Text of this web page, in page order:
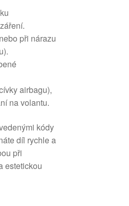
při nárazu
airbagu),
na volantu.
kódy
díl rychle a
při
estetickou